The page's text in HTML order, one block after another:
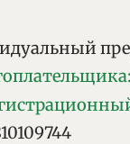
: